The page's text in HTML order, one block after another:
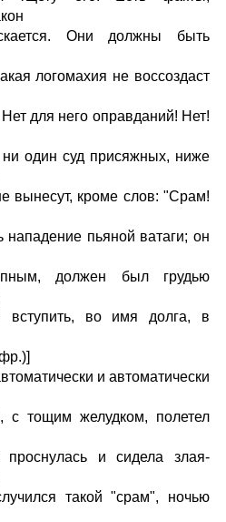
Они должны быть
логомахия не воссоздаст
для него оправданий! Нет!
один суд присяжных, ниже
вынесут, кроме слов: "Срам!
пьяной ватаги; он
должен был грудью
вступить, во имя долга, в
и автоматически
с тощим желудком, полетел
и сидела злая-
такой "срам", ночью